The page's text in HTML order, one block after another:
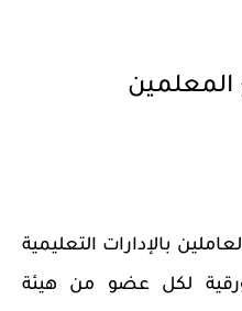
بالإدارات التعليمية
لكل عضو من هيئة